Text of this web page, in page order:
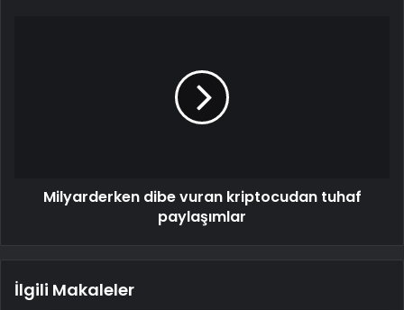
Milyarderken dibe vuran kriptocudan tuhaf
paylaşımlar
İlgili Makaleler